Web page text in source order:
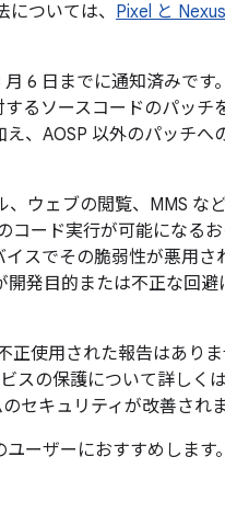
ついては、 Pixel と
6 日までに通知済みです
るソースコードのパッチ
、AOSP 以外のパッチへ
ウェブの閲覧、MMS な
コード実行が可能になる
スでその脆弱性が悪用さ
発目的または不正な回避
使用された報告はありま
スの保護について詳しくは
セキュリティが改善されま
ーザーにおすすめします。